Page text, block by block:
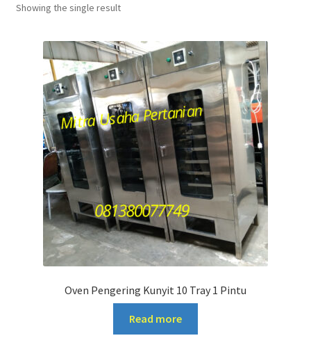
Kontak Kami
My account
Sample Page
Showing the single result
Oven Pengering Kunyit 10 Tray 1 Pintu
Read more